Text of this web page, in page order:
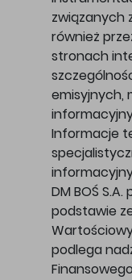
związanych
również
stronach
emisyjnych,
Informacje
DM BOŚ
podstawie
podlega